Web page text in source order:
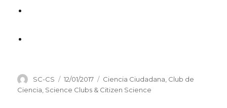
Autor
SC-CS
Publicado
el
12/01/2017 Categorías
Ciencia Ciudadana Club de
Ciencia Science Clubs & Citizen Science